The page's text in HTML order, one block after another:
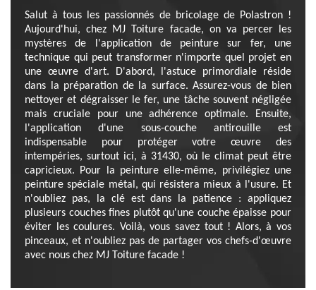
Salut à tous les passionnés de bricolage de Polastron !
Aujourd'hui, chez MJ Toiture facade, on va percer les
mystères de l'application de peinture sur fer, une
technique qui peut transformer n'importe quel projet en
une œuvre d'art. D'abord, l'astuce primordiale réside
dans la préparation de la surface. Assurez-vous de bien
nettoyer et dégraisser le fer, une tâche souvent négligée
mais cruciale pour une adhérence optimale. Ensuite,
l'application d'une sous-couche antirouille est
indispensable pour protéger votre œuvre des
intempéries, surtout ici, à 31430, où le climat peut être
capricieux. Pour la peinture elle-même, privilégiez une
peinture spéciale métal, qui résistera mieux à l'usure. Et
n'oubliez pas, la clé est dans la patience : appliquez
plusieurs couches fines plutôt qu'une couche épaisse pour
éviter les coulures. Voilà, vous savez tout ! Alors, à vos
pinceaux, et n'oubliez pas de partager vos chefs-d'œuvre
avec nous chez MJ Toiture facade !